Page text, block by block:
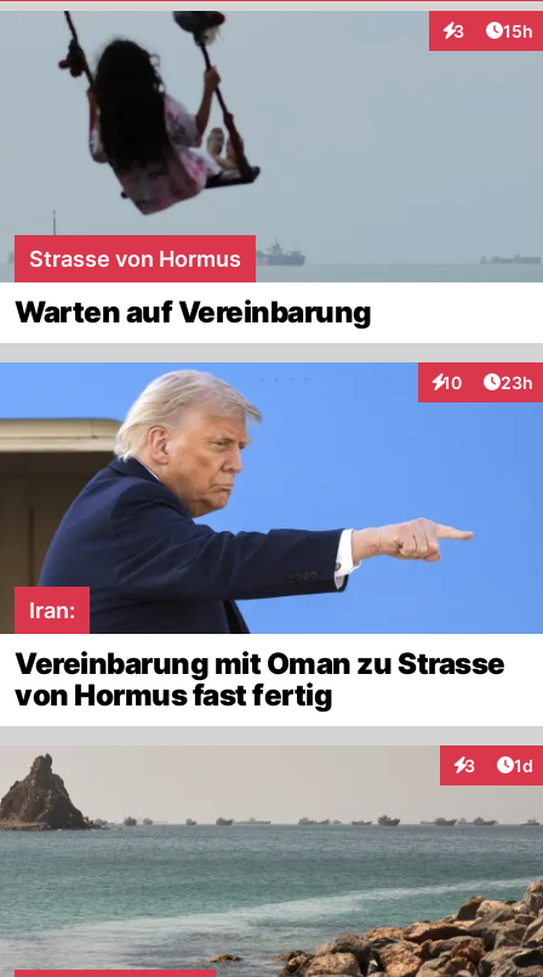
3
Interaktionen
15h
Strasse von Hormus
Warten auf Vereinbarung
10
Interaktionen
23h
Iran:
Vereinbarung mit Oman zu Strasse
von Hormus fast fertig
3 1d